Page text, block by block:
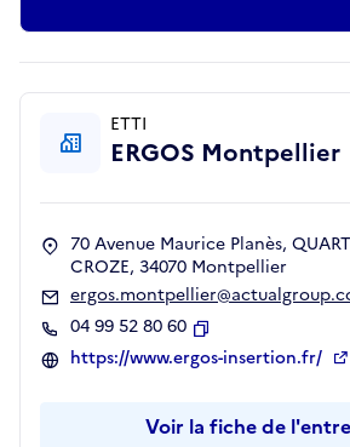
ETTI
ERGOS Montpellier
70 Avenue Maurice Planès,
CROZE, 34070 Montpellier
04 99 52 80 60
Copier
https://www.ergos-insertion.fr/
Voir la fiche de